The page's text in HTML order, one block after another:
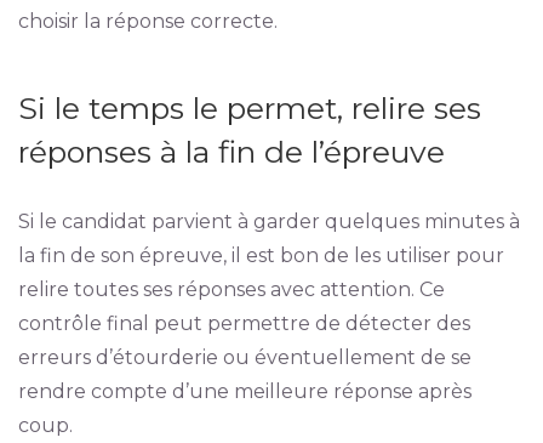
choisir la réponse correcte.
Si le temps le permet, relire ses
réponses à la fin de l’épreuve
Si le candidat parvient à garder quelques minutes à
la fin de son épreuve, il est bon de les utiliser pour
relire toutes ses réponses avec attention. Ce
contrôle final peut permettre de détecter des
erreurs d’étourderie ou éventuellement de se
rendre compte d’une meilleure réponse après
coup.